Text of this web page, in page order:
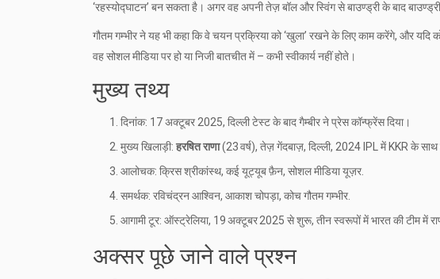
‘रहस्योद्घाटन’ बन सकता है। अगर वह अपनी तेज़ बॉल और स्विंग से बाउण्ड्री के बाद
गौतम गम्भीर ने यह भी कहा कि वे चयन प्रक्रिया को ‘खुला’ रखने के लिए काम करेंगे, और
वह सोशल मीडिया पर हो या निजी बातचीत में – कभी स्वीकार्य नहीं होते।
मुख्य तथ्य
दिनांक: 17 अक्टूबर 2025, दिल्ली टेस्ट के बाद गैम्बीर ने प्रेस कॉन्फ्रेंस दिया।
मुख्य खिलाड़ी: हरषित राणा(23 वर्ष), तेज़ गेंदबाज़, दिल्ली, 2024 IPL में KKR के
आलोचक: क्रिस श्रीकांस्थ, कई यूट्यूब फ़ैन, सोशल मीडिया यूज़र.
समर्थक: रविचंद्रन आश्विन, आकाश चोपड़ा, कोच गौतम गम्भीर.
आगामी टूर: ऑस्ट्रेलिया, 19 अक्टूबर 2025 से शुरू, तीन स्वरूपों में भारत की टीम में
अक्सर पूछे जाने वाले प्रश्न